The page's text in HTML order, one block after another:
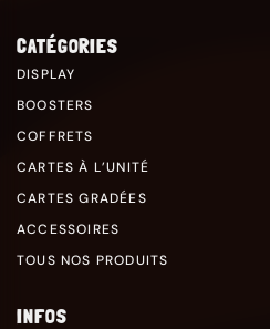
CATÉGORIES
DISPLAY
BOOSTERS
COFFRETS
CARTES À L’UNITÉ
CARTES GRADÉES
ACCESSOIRES
TOUS NOS PRODUITS
INFOS